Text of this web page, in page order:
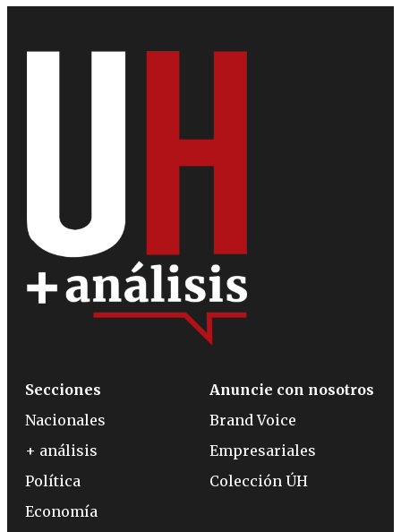
Secciones
Nacionales
+ análisis
Política
Economía
Anuncie con nosotros
Brand Voice
Empresariales
Colección ÚH